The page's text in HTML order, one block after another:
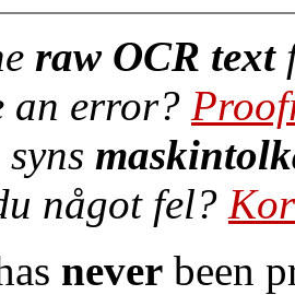
raw OCR text
an error?
något fel?
never been